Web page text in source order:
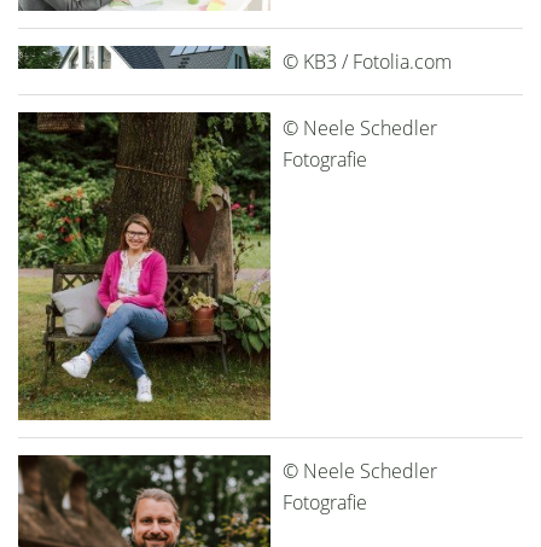
© KB3 / Fotolia.com
© Neele Schedler
Fotografie
© Neele Schedler
Fotografie